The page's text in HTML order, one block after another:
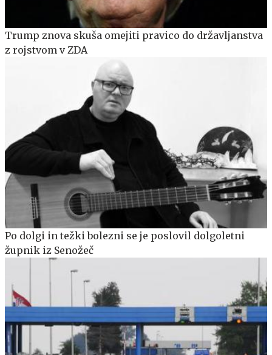
Trump znova skuša omejiti pravico do državljanstva
z rojstvom v ZDA
Po dolgi in težki bolezni se je poslovil dolgoletni
župnik iz Senožeč